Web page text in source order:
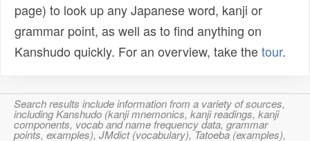
page) to look up any Japanese word, kanji or
grammar point, as well as to find anything on
Kanshudo quickly. For an overview, take thetour.
Search results include information from a variety of sources,
including Kanshudo (kanji mnemonics, kanji readings, kanji
components, vocab and name frequency data, grammar
points, examples), JMdict (vocabulary), Tatoeba (examples),